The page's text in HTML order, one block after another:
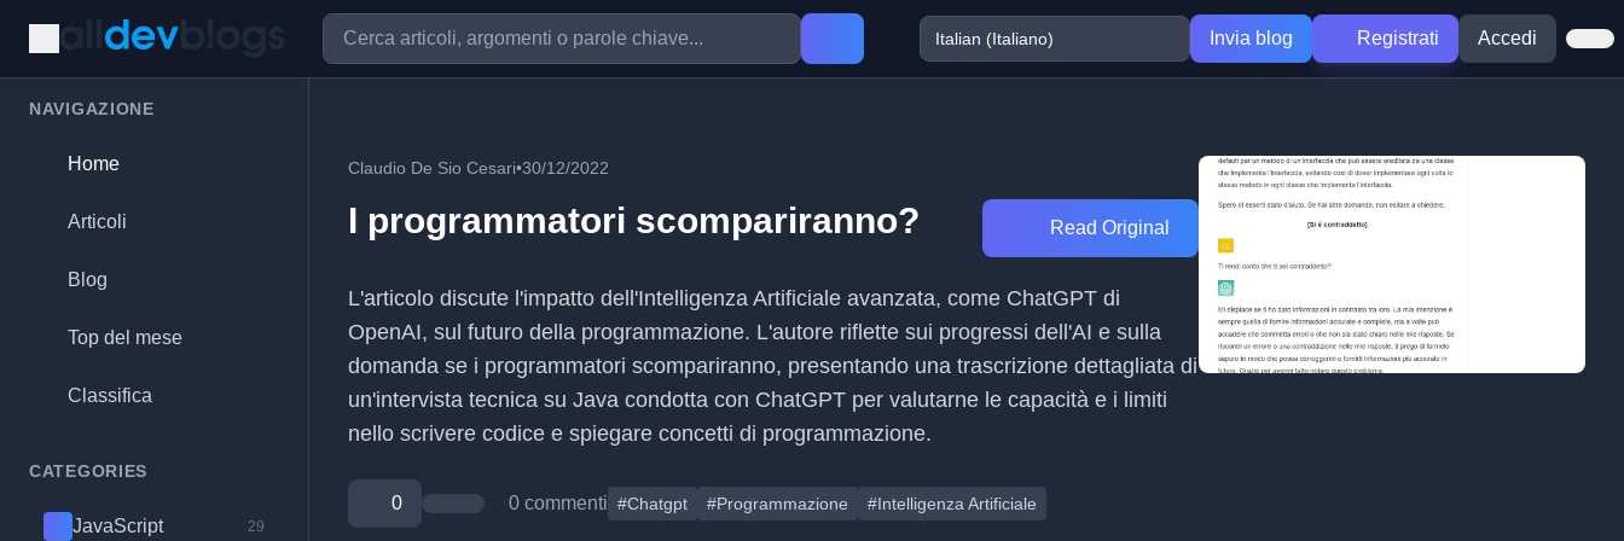
Invia blog Registrati Accedi
NAVIGAZIONE
Home
Articoli
Blog
Top del mese
Classifica
CATEGORIES
JavaScript 29
Claudio De Sio Cesari•30/12/2022
I programmatori scompariranno? Read Original
L'articolo discute l'impatto dell'Intelligenza Artificiale avanzata, come ChatGPT di
OpenAI, sul futuro della programmazione. L'autore riflette sui progressi dell'AI e sulla
domanda se i programmatori scompariranno, presentando una trascrizione dettagliata di
un'intervista tecnica su Java condotta con ChatGPT per valutarne le capacità e i limiti
nello scrivere codice e spiegare concetti di programmazione.
0 0 commenti #Chatgpt #Programmazione #Intelligenza Artificiale